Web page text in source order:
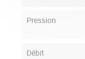
Pression
Débit